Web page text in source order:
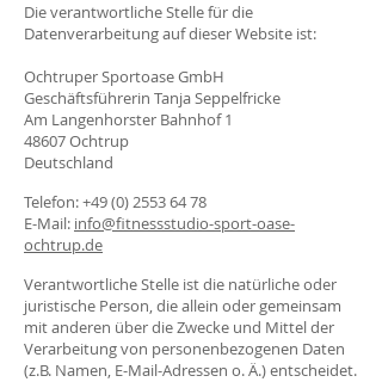
Die verantwortliche Stelle für die
Datenverarbeitung auf dieser Website ist:
Ochtruper Sportoase GmbH
Geschäftsführerin Tanja Seppelfricke
Am Langenhorster Bahnhof 1
48607 Ochtrup
Deutschland
Telefon:+49 (0) 2553 64 78
E-Mail: info@fitnessstudio-sport-oase-
ochtrup.de
Verantwortliche Stelle ist die natürliche oder
juristische Person, die allein oder gemeinsam
mit anderen über die Zwecke und Mittel der
Verarbeitung von personenbezogenen Daten
(z.B. Namen, E-Mail-Adressen o. Ä.) entscheidet.